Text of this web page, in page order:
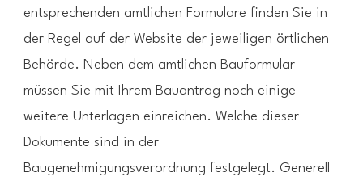
entsprechenden amtlichen Formulare finden Sie in
der Regel auf der Website der jeweiligen örtlichen
Behörde. Neben dem amtlichen Bauformular
müssen Sie mit Ihrem Bauantrag noch einige
weitere Unterlagen einreichen. Welche dieser
Dokumente sind in der
Baugenehmigungsverordnung festgelegt. Generell